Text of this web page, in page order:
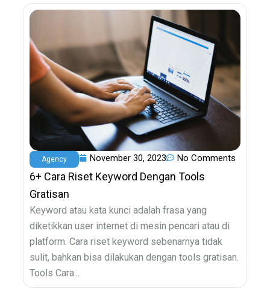
Agency November 30, 2023 No Comments
6+ Cara Riset Keyword Dengan Tools
Gratisan
Keyword atau kata kunci adalah frasa yang
diketikkan user internet di mesin pencari atau di
platform. Cara riset keyword sebenarnya tidak
sulit, bahkan bisa dilakukan dengan tools gratisan.
Tools Cara...